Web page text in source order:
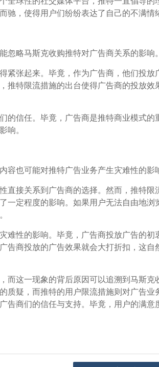
，使得用户们纷纷表达了自己的不满情
略马斯克收购推特对广告商关系的影响。
紧张起来。毕竟，作为广告商，他们投放
推特限流措施的出台使得广告商的投放效
的信任。毕竟，广告商是推特商业模式的
响。
也可能对推特广告业务产生灾难性的影
直接关系到广告商的选择。然而，推特限
一定程度的影响。如果用户无法自由地
难性的影响。毕竟，广告商投放广告的
告商投放的广告效果就会大打折扣，这自
而这一现象的背后原因可以追溯到马斯
质疑，而推特的用户限流措施则对广告业
告商们的信任与支持。毕竟，用户的满